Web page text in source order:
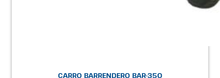
CARRO BARRENDERO BAR-350